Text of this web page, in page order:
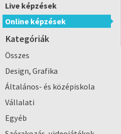
Live képzések
Online képzések
Kategóriák
Összes
Design, Grafika
Általános- és középiskola
Vállalati
Egyéb